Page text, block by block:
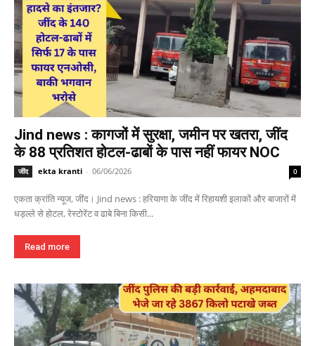
Jind news : कागजों में सुरक्षा, जमीन पर खतरा, जींद
के 88 प्रतिशत होटल-ढाबों के पास नहीं फायर NOC
जींद ekta kranti - 06/06/2026 0
एकता क्रांति न्यूज, जींद। Jind news : हरियाणा के जींद में रिहायशी इलाकों और बाजारों में
धड़ल्ले से होटल, रेस्टोरेंट व ढाबे बिना किसी...
Read more